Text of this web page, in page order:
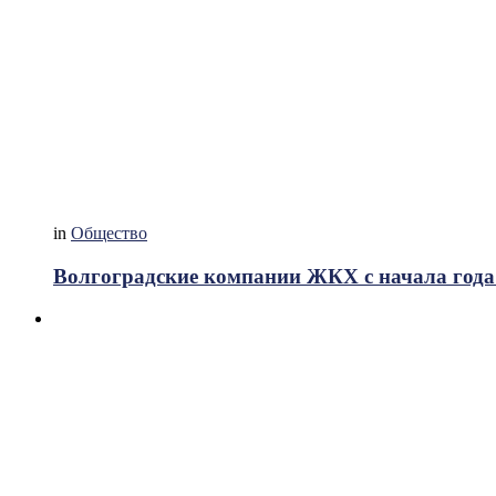
in Общество
Волгоградские компании ЖКХ с начала